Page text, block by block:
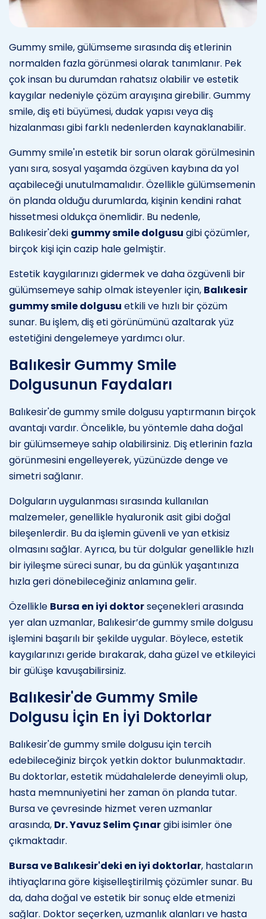
Gummy smile, gülümseme sırasında diş etlerinin
normalden fazla görünmesi olarak tanımlanır. Pek
çok insan bu durumdan rahatsız olabilir ve estetik
kaygılar nedeniyle çözüm arayışına girebilir. Gummy
smile, diş eti büyümesi, dudak yapısı veya diş
hizalanması gibi farklı nedenlerden kaynaklanabilir.
Gummy smile'ın estetik bir sorun olarak görülmesinin
yanı sıra, sosyal yaşamda özgüven kaybına da yol
açabileceği unutulmamalıdır. Özellikle gülümsemenin
ön planda olduğu durumlarda, kişinin kendini rahat
hissetmesi oldukça önemlidir. Bu nedenle,
Balıkesir'deki gummy smile dolgusu gibi çözümler,
birçok kişi için cazip hale gelmiştir.
Estetik kaygılarınızı gidermek ve daha özgüvenli bir
gülümsemeye sahip olmak isteyenler için, Balıkesir
gummy smile dolgusu etkili ve hızlı bir çözüm
sunar. Bu işlem, diş eti görünümünü azaltarak yüz
estetiğini dengelemeye yardımcı olur.
Balıkesir Gummy Smile
Dolgusunun Faydaları
Balıkesir'de gummy smile dolgusu yaptırmanın birçok
avantajı vardır. Öncelikle, bu yöntemle daha doğal
bir gülümsemeye sahip olabilirsiniz. Diş etlerinin fazla
görünmesini engelleyerek, yüzünüzde denge ve
simetri sağlanır.
Dolguların uygulanması sırasında kullanılan
malzemeler, genellikle hyaluronik asit gibi doğal
bileşenlerdir. Bu da işlemin güvenli ve yan etkisiz
olmasını sağlar. Ayrıca, bu tür dolgular genellikle hızlı
bir iyileşme süreci sunar, bu da günlük yaşantınıza
hızla geri dönebileceğiniz anlamına gelir.
Özellikle Bursa en iyi doktorseçenekleri arasında
yer alan uzmanlar, Balıkesir’de gummy smile dolgusu
işlemini başarılı bir şekilde uygular. Böylece, estetik
kaygılarınızı geride bırakarak, daha güzel ve etkileyici
bir gülüşe kavuşabilirsiniz.
Balıkesir'de Gummy Smile
Dolgusu İçin En İyi Doktorlar
Balıkesir'de gummy smile dolgusu için tercih
edebileceğiniz birçok yetkin doktor bulunmaktadır.
Bu doktorlar, estetik müdahalelerde deneyimli olup,
hasta memnuniyetini her zaman ön planda tutar.
Bursa ve çevresinde hizmet veren uzmanlar
arasında, Dr. Yavuz Selim Çınargibi isimler öne
çıkmaktadır.
Bursa ve Balıkesir'deki en iyi doktorlar, hastaların
ihtiyaçlarına göre kişiselleştirilmiş çözümler sunar. Bu
da, daha doğal ve estetik bir sonuç elde etmenizi
sağlar. Doktor seçerken, uzmanlık alanları ve hasta